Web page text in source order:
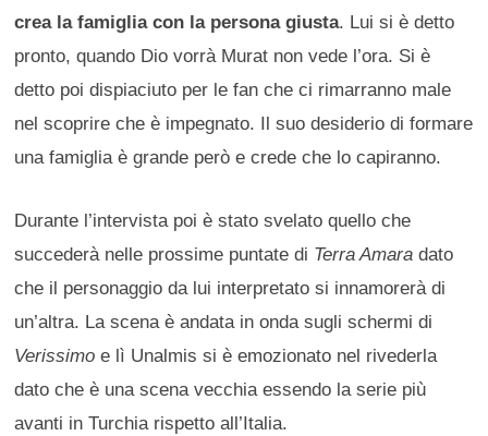
crea la famiglia con la persona giusta. Lui si è detto
pronto, quando Dio vorrà Murat non vede l’ora. Si è
detto poi dispiaciuto per le fan che ci rimarranno male
nel scoprire che è impegnato. Il suo desiderio di formare
una famiglia è grande però e crede che lo capiranno.
Durante l’intervista poi è stato svelato quello che
succederà nelle prossime puntate di Terra Amara dato
che il personaggio da lui interpretato si innamorerà di
un’altra. La scena è andata in onda sugli schermi di
Verissimo e lì Unalmis si è emozionato nel rivederla
dato che è una scena vecchia essendo la serie più
avanti in Turchia rispetto all’Italia.